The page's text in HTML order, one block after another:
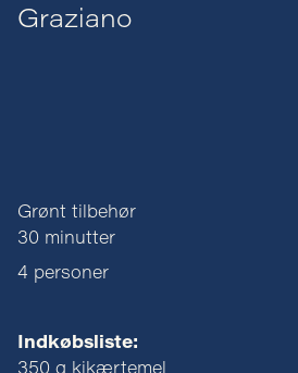
Graziano
Grønt tilbehør
30 minutter
4 personer
Indkøbsliste: